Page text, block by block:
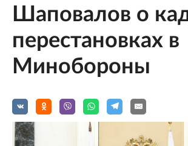
Шаповалов о
перестановках в
Минобороны